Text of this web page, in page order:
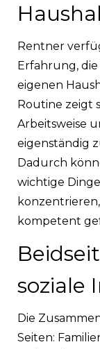
Rentner
Erfahrung,
eigenen
Routine zeigt
Arbeitsweise
eigenständig
Dadurch
wichtige
kompetent
soziale
Die
Seiten: